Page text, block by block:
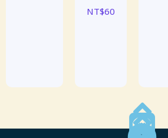
NT$60